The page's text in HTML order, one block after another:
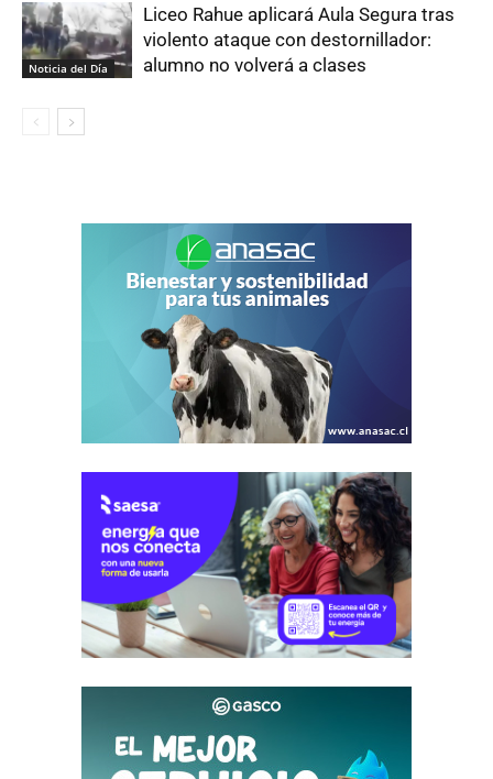
Noticia del Día
Liceo Rahue aplicará Aula Segura tras
violento ataque con destornillador:
alumno no volverá a clases